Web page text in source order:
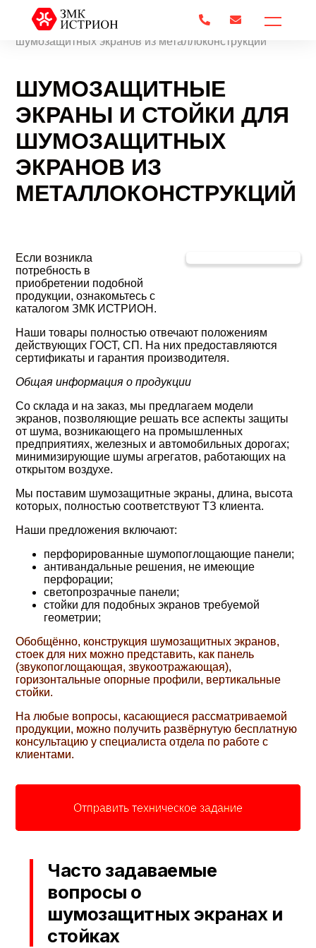
 
Главная /Шумозащитные экраны и стойки для
шумозащитных экранов из металлоконструкций
ШУМОЗАЩИТНЫЕ
ЭКРАНЫ И СТОЙКИ ДЛЯ
ШУМОЗАЩИТНЫХ
ЭКРАНОВ ИЗ
МЕТАЛЛОКОНСТРУКЦИЙ
Если возникла
потребность в
приобретении подобной
продукции, ознакомьтесь с
каталогом ЗМК ИСТРИОН.
Наши товары полностью отвечают положениям
действующих ГОСТ, СП. На них предоставляются
сертификаты и гарантия производителя.
Общая информация о продукции
Со склада и на заказ, мы предлагаем модели
экранов, позволяющие решать все аспекты защиты
от шума, возникающего на промышленных
предприятиях, железных и автомобильных дорогах;
минимизирующие шумы агрегатов, работающих на
открытом воздухе.
Мы поставим шумозащитные экраны, длина, высота
которых, полностью соответствуют ТЗ клиента.
Наши предложения включают:
перфорированные шумопоглощающие панели;
антивандальные решения, не имеющие
перфорации;
светопрозрачные панели;
стойки для подобных экранов требуемой
геометрии;
Обобщённо, конструкция шумозащитных экранов,
стоек для них можно представить, как панель
(звукопоглощающая, звукоотражающая),
горизонтальные опорные профили, вертикальные
стойки.
На любые вопросы, касающиеся рассматриваемой
продукции, можно получить развёрнутую бесплатную
консультацию у специалиста отдела по работе с
клиентами.
Отправить техническое задание
Часто задаваемые
вопросы о
шумозащитных экранах и
стойках